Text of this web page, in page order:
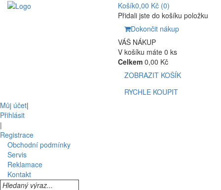
Košík0,00 Kč (0)
Přidali jste do košíku položku
Dokončit nákup
VÁŠ NÁKUP
V košíku máte 0 ks
Celkem 0,00 Kč
ZOBRAZIT KOŠÍK
RYCHLE KOUPIT
Můj účet|
Přihlásit
|
Registrace
Obchodní podmínky
Servis
Reklamace
Kontakt